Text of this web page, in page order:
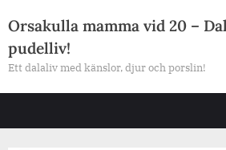
to
content
Orsakulla mamma vid 20 –
pudelliv!
Ett dalaliv med känslor, djur och porslin!